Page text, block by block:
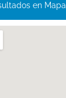
en Mapa